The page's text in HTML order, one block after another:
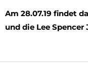
Am 28.07.19 findet
und die Lee